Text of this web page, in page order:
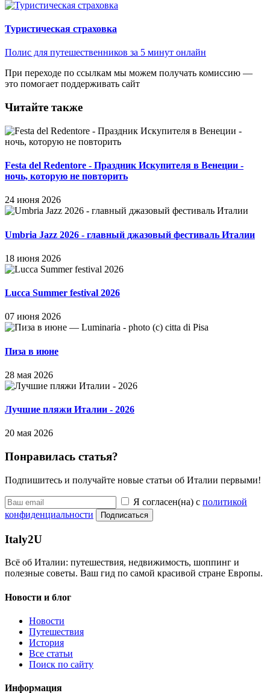
Туристическая страховка
Полис для путешественников за 5 минут онлайн
При переходе по ссылкам мы можем получать комиссию —
это помогает поддерживать сайт
Читайте также
Festa del Redentore - Праздник Искупителя в Венеции -
ночь, которую не повторить
24 июня 2026
Umbria Jazz 2026 - главный джазовый фестиваль Италии
18 июня 2026
Lucca Summer festival 2026
07 июня 2026
Пиза в июне
28 мая 2026
Лучшие пляжи Италии - 2026
20 мая 2026
Понравилась статья?
Подпишитесь и получайте новые статьи об Италии первыми!
Я согласен(на) с политикой
конфиденциальности
Подписаться
Italy2U
Всё об Италии: путешествия, недвижимость, шоппинг и
полезные советы. Ваш гид по самой красивой стране Европы.
Новости и блог
Новости
Путешествия
История
Все статьи
Поиск по сайту
Информация